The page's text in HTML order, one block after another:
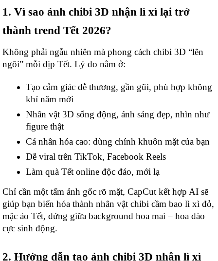
1. Vì sao ảnh chibi 3D nhận lì xì lại trở
thành trend Tết 2026?
Không phải ngẫu nhiên mà phong cách chibi 3D “lên
ngôi” mỗi dịp Tết. Lý do nằm ở:
Tạo cảm giác dễ thương, gần gũi, phù hợp không
khí năm mới
Nhân vật 3D sống động, ánh sáng đẹp, nhìn như
figure thật
Cá nhân hóa cao: dùng chính khuôn mặt của bạn
Dễ viral trên TikTok, Facebook Reels
Làm quà Tết online độc đáo, mới lạ
Chỉ cần một tấm ảnh gốc rõ mặt, CapCut kết hợp AI sẽ
giúp bạn biến hóa thành nhân vật chibi cầm bao lì xì đỏ,
mặc áo Tết, đứng giữa background hoa mai – hoa đào
cực sinh động.
2. Hướng dẫn tạo ảnh chibi 3D nhận lì xì